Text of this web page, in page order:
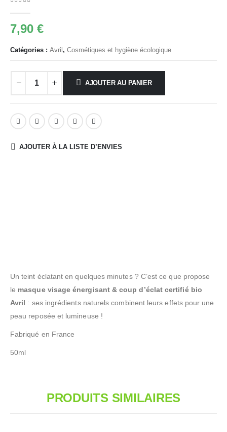
7,90 €
Catégories : Avril, Cosmétiques et hygiène écologique
AJOUTER AU PANIER
AJOUTER À LA LISTE D’ENVIES
Un teint éclatant en quelques minutes ? C’est ce que propose
le masque visage énergisant & coup d’éclat certifié bio
Avril : ses ingrédients naturels combinent leurs effets pour une
peau reposée et lumineuse !
Fabriqué en France
50ml
PRODUITS SIMILAIRES